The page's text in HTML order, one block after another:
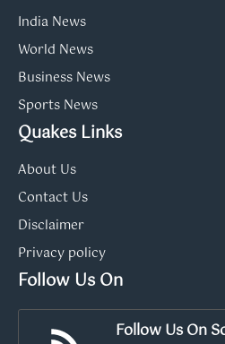
India News
World News
Business News
Sports News
Quakes Links
About Us
Contact Us
Disclaimer
Privacy policy
Follow Us On
Follow Us On